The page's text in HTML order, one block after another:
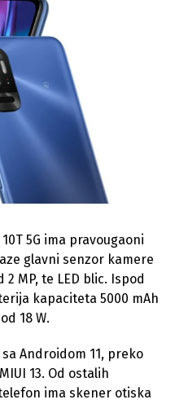
5G ima pravougaoni
glavni senzor kamere
MP, te LED blic. Ispod
kapaciteta 5000 mAh
18 W.
Androidom 11, preko
13. Od ostalih
ima skener otiska